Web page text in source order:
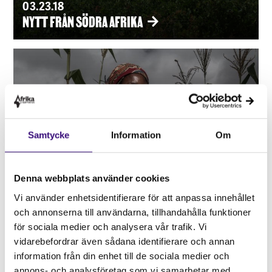
Samtycke Information Om
Denna webbplats använder cookies
Vi använder enhetsidentifierare för att anpassa innehållet
och annonserna till användarna, tillhandahålla funktioner
för sociala medier och analysera vår trafik. Vi
vidarebefordrar även sådana identifierare och annan
information från din enhet till de sociala medier och
03.23.18
NYTT FRÅN SÖDRA AFRIKA